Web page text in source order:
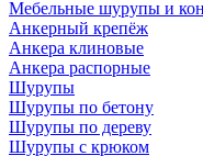
Мебельные шурупы и
Анкерный крепёж
Анкера клиновые
Анкера распорные
Шурупы
Шурупы по бетону
Шурупы по дереву
Шурупы с крюком